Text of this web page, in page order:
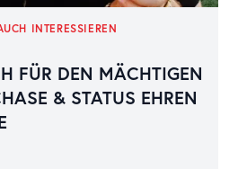
INTERESSIEREN
FÜR DEN MÄCHTIGEN
& STATUS EHREN